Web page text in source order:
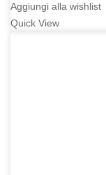
Aggiungi alla wishlist
Quick View